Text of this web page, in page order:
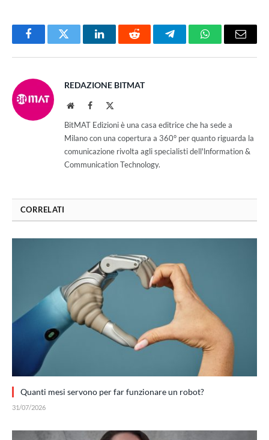
FacebookTwitter LinkedInReddit TelegramWhatsAppEmail
REDAZIONE BITMAT
WebsiteFacebook
BitMAT Edizioni è una casa editrice che ha sede a
Milano con una copertura a 360° per quanto riguarda la
comunicazione rivolta agli specialisti dell'lnformation &
Communication Technology.
CORRELATI
Quanti mesi servono per far funzionare un robot?
31/07/2026